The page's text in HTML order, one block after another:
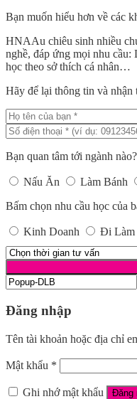
Bạn muốn hiểu hơn về các
HNAAu chiêu sinh nhiều
nghề, đáp ứng mọi nhu cầu:
học theo sở thích cá nhân…
Hãy để lại thông tin và nhận
Bạn quan tâm tới ngành nào?
Nấu Ăn Làm Bánh
Bấm chọn nhu cầu học của
Kinh Doanh Đi Làm
Đăng nhập
Tên tài khoản hoặc địa chỉ
Mật khẩu *
Ghi nhớ mật khẩu Đăng